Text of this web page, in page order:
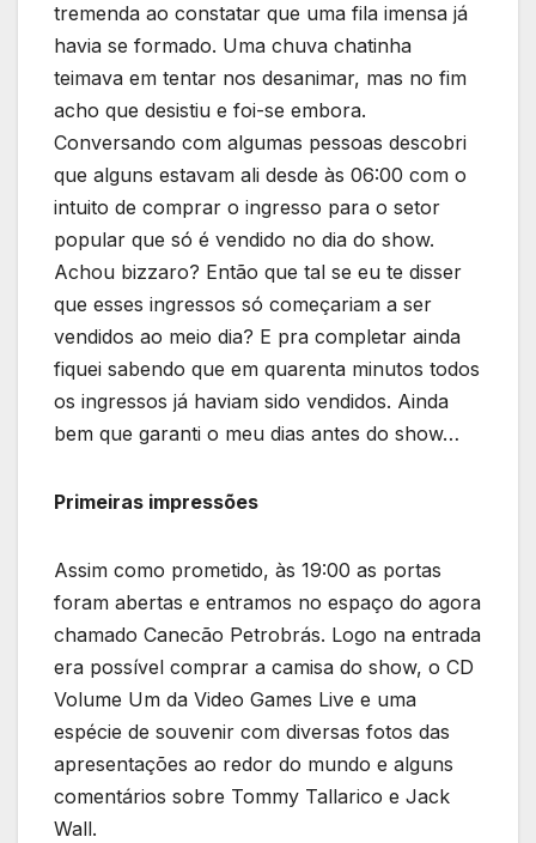
tremenda ao constatar que uma fila imensa já
havia se formado. Uma chuva chatinha
teimava em tentar nos desanimar, mas no fim
acho que desistiu e foi-se embora.
Conversando com algumas pessoas descobri
que alguns estavam ali desde às 06:00 com o
intuito de comprar o ingresso para o setor
popular que só é vendido no dia do show.
Achou bizzaro? Então que tal se eu te disser
que esses ingressos só começariam a ser
vendidos ao meio dia? E pra completar ainda
fiquei sabendo que em quarenta minutos todos
os ingressos já haviam sido vendidos. Ainda
bem que garanti o meu dias antes do show…
Primeiras impressões
Assim como prometido, às 19:00 as portas
foram abertas e entramos no espaço do agora
chamado Canecão Petrobrás. Logo na entrada
era possível comprar a camisa do show, o CD
Volume Um da Video Games Live e uma
espécie de souvenir com diversas fotos das
apresentações ao redor do mundo e alguns
comentários sobre Tommy Tallarico e Jack
Wall.